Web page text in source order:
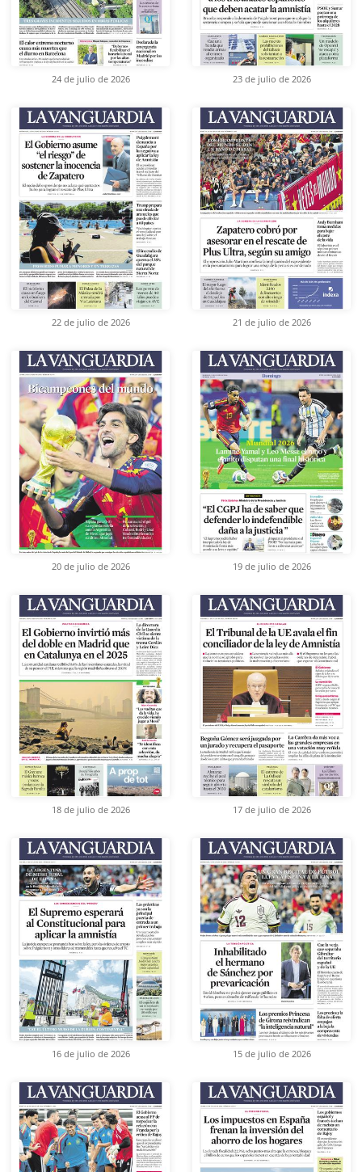
24 de julio de 2026 23 de julio de 2026
22 de julio de 2026 21 de julio de 2026
20 de julio de 2026 19 de julio de 2026
18 de julio de 2026 17 de julio de 2026
16 de julio de 2026 15 de julio de 2026